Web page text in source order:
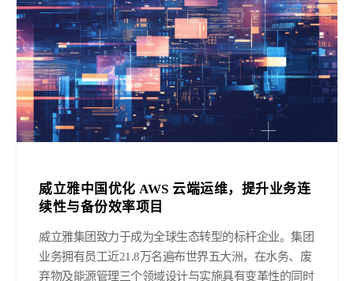
威立雅中国优化 AWS 云端运维，提升业务连
续性与备份效率项目
威立雅集团致力于成为全球生态转型的标杆企业。集团
业务拥有员工近21.8万名遍布世界五大洲，在水务、废
弃物及能源管理三个领域设计与实施具有变革性的同时